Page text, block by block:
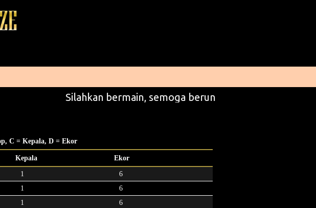
Silahkan bermain, semoga beruntung
C = Kepala, D = Ekor
Kepala Ekor
1
6
1
6
1
6